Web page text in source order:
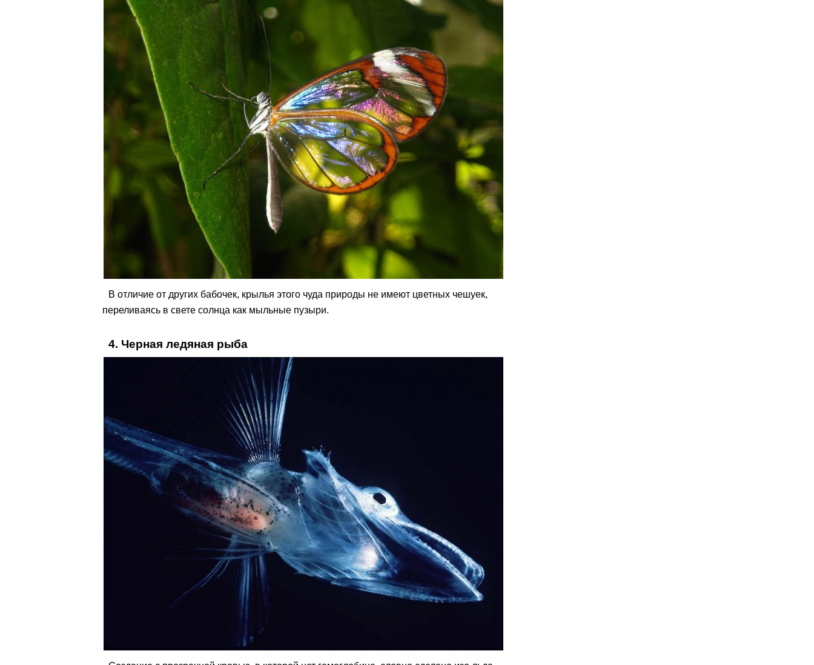
В отличие от других бабочек, крылья этого чуда природы не имеют цветных чешуек,
переливаясь в свете солнца как мыльные пузыри.
4. Черная ледяная рыба